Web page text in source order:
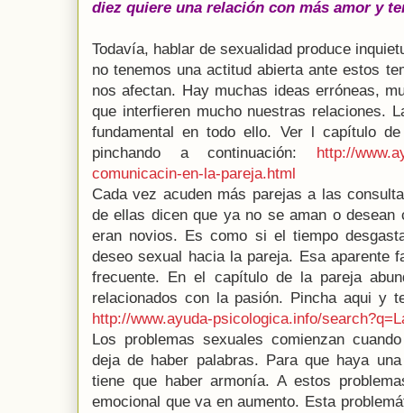
diez quiere una relación con más amor y
Todavía, hablar de sexualidad produce
no tenemos una actitud abierta ante estos
nos afectan. Hay muchas ideas erróneas,
que interfieren mucho nuestras relaciones.
fundamental en todo ello. Ver l capítulo
pinchando a continuación: http://
comunicacin-en-la-pareja.html
Cada vez acuden más parejas a las
de ellas dicen que ya no se aman o desean
eran novios. Es como si el tiempo
deseo sexual hacia la pareja. Esa aparente
frecuente. En el capítulo de la pareja
relacionados con la pasión. Pincha aqui y
http://www.ayuda-psicologica.info/
Los problemas sexuales comienzan
deja de haber palabras. Para que haya
tiene que haber armonía. A estos
emocional que va en aumento. Esta